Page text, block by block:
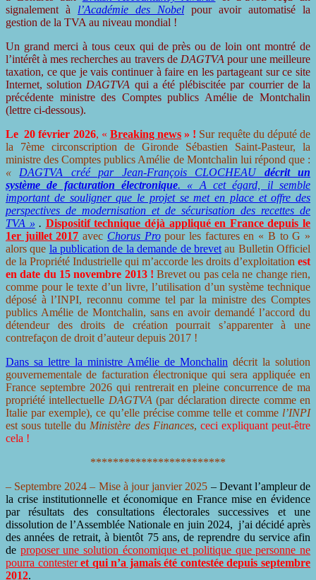
signalement à l’Académie des Nobel pour avoir automatisé la
gestion de la TVA au niveau mondial !
Un grand merci à tous ceux qui de près ou de loin ont montré de
l’intérêt à mes recherches au travers de DAGTVA pour une meilleure
taxation, ce que je vais continuer à faire en les partageant sur ce site
Internet, solution DAGTVA qui a été plébiscitée par courrier de la
précédente ministre des Comptes publics Amélie de Montchalin
(lettre ci-dessous).
Le 20 février 2026, « Breaking news » ! Sur requête du député de
la 7ème circonscription de Gironde Sébastien Saint-Pasteur, la
ministre des Comptes publics Amélie de Montchalin lui répond que :
« DAGTVA créé par Jean-François CLOCHEAUdécrit un
système de facturation électronique. « A cet égard, il semble
important de souligner que le projet se met en place et offre des
perspectives de modernisation et de sécurisation des recettes de
TVA » . Dispositif technique déjà appliqué en France depuis le
1er juillet 2017 avec Chorus Pro pour les factures en « B to G »
alors que la publication de la demande de brevet au Bulletin Officiel
de la Propriété Industrielle qui m’accorde les droits d’exploitation est
en date du 15 novembre 2013 ! Brevet ou pas cela ne change rien,
comme pour le texte d’un livre, l’utilisation d’un système technique
déposé à l’INPI, reconnu comme tel par la ministre des Comptes
publics Amélie de Montchalin, sans en avoir demandé l’accord du
détendeur des droits de création pourrait s’apparenter à une
contrefaçon de droit d’auteur depuis 2017 !
Dans sa lettre la ministre Amélie de Monchalin décrit la solution
gouvernementale de facturation électronique qui sera appliquée en
France septembre 2026 qui rentrerait en pleine concurrence de ma
propriété intellectuelle DAGTVA (par déclaration directe comme en
Italie par exemple), ce qu’elle précise comme telle et comme l’INPI
est sous tutelle du Ministère des Finances, ceci expliquant peut-être
cela !
************************
– Septembre 2024 – Mise à jour janvier 2025 – Devant l’ampleur de
la crise institutionnelle et économique en France mise en évidence
par résultats des consultations électorales successives et une
dissolution de l’Assemblée Nationale en juin 2024, j’ai décidé après
des années de retrait, à bientôt 75 ans, de reprendre du service afin
de proposer une solution économique et politique que personne ne
pourra contesteret qui n’a jamais été contestée depuis septembre
2012.